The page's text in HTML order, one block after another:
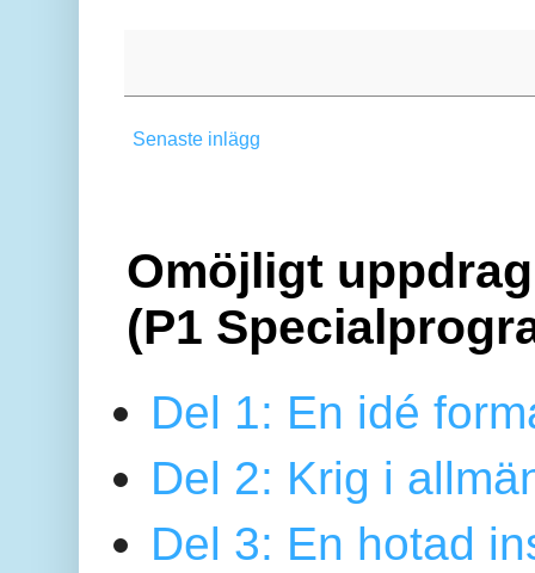
Senaste inlägg
Omöjligt
(P1
Del 1: En idé
Del 2: Krig i
Del 3: En hotad